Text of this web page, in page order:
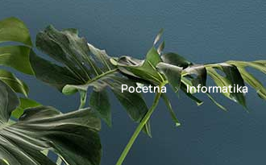
Početna Informatika